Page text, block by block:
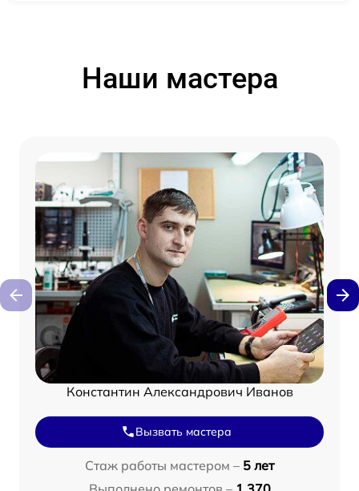
Наши мастера
Константин Александрович Иванов
Вызвать мастера
Стаж работы мастером – 5 лет